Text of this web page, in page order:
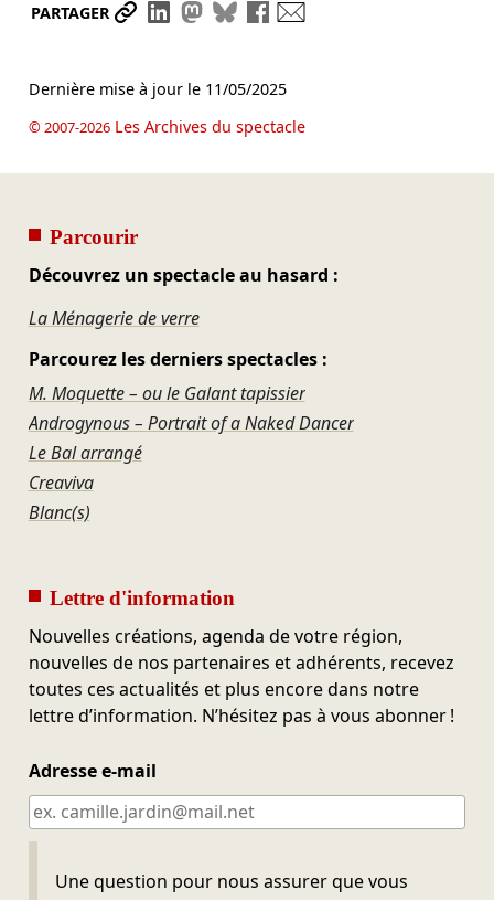
PARTAGER Partager le lien
Partager sur LinkedIn
Partager sur Mastodon
Partager sur Bluesky
Partager sur Facebook
Dernière mise à jour le 11/05/2025
© 2007-2026Les Archives du spectacle
Parcourir
Découvrez un spectacle au hasard :
La Ménagerie de verre
Parcourez les derniers spectacles :
M. Moquette – ou le Galant tapissier
Androgynous – Portrait of a Naked Dancer
Le Bal arrangé
Creaviva
Blanc(s)
Lettre d'information
Nouvelles créations, agenda de votre région,
nouvelles de nos partenaires et adhérents, recevez
toutes ces actualités et plus encore dans notre
lettre d’information. N’hésitez pas à vous abonner !
Adresse e-mail
Une question pour nous assurer que vous
Ne pas remplir